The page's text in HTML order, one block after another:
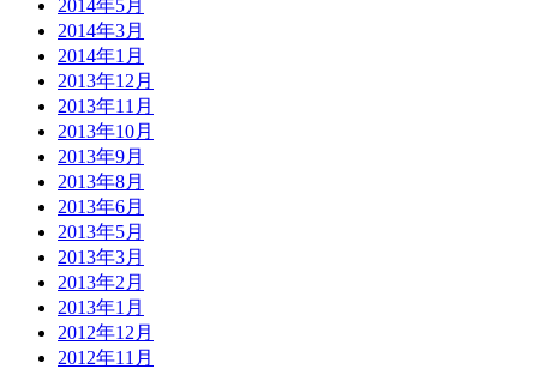
2014年5月
2014年3月
2014年1月
2013年12月
2013年11月
2013年10月
2013年9月
2013年8月
2013年6月
2013年5月
2013年3月
2013年2月
2013年1月
2012年12月
2012年11月